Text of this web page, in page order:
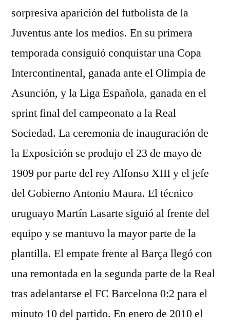
sorpresiva aparición del futbolista de la
Juventus ante los medios. En su primera
temporada consiguió conquistar una Copa
Intercontinental, ganada ante el Olimpia de
Asunción, y la Liga Española, ganada en el
sprint final del campeonato a la Real
Sociedad. La ceremonia de inauguración de
la Exposición se produjo el 23 de mayo de
1909 por parte del rey Alfonso XIII y el jefe
del Gobierno Antonio Maura. El técnico
uruguayo Martín Lasarte siguió al frente del
equipo y se mantuvo la mayor parte de la
plantilla. El empate frente al Barça llegó con
una remontada en la segunda parte de la Real
tras adelantarse el FC Barcelona 0:2 para el
minuto 10 del partido. En enero de 2010 el